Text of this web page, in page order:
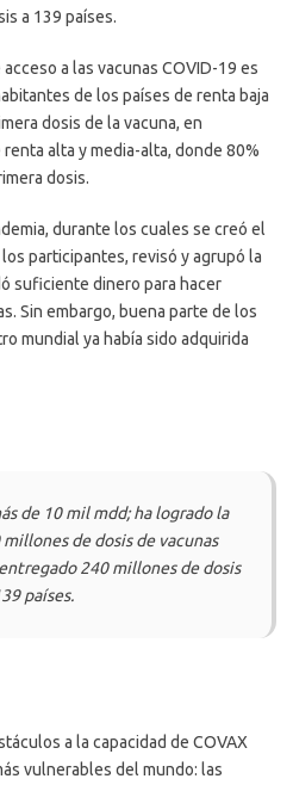
a 139 países.
a las vacunas COVID-19 es
de los países de renta baja
dosis de la vacuna, en
alta y media-alta, donde 80%
dosis.
durante los cuales se creó el
participantes, revisó y agrupó la
suficiente dinero para hacer
Sin embargo, buena parte de los
mundial ya había sido adquirida
de 10 mil mdd; ha logrado la
de dosis de vacunas
240 millones de dosis
países.
a la capacidad de COVAX
vulnerables del mundo: las